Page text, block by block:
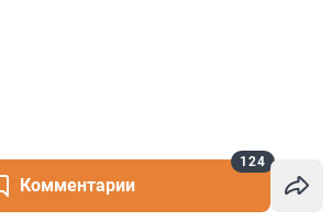
Комментарии
124